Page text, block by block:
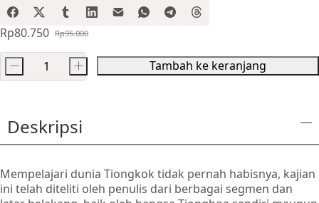
Rp95.000
Harga
aslinya
adalah:
Rp95.000.
Rp80.750
Harga
saat
ini
adalah:
Kuantitas
Indonesia-
Tiongkok
- + Tambah ke keranjang
Deskripsi
Mempelajari dunia Tiongkok tidak pernah habisnya, kajian
ini telah diteliti oleh penulis dari berbagai segmen dan